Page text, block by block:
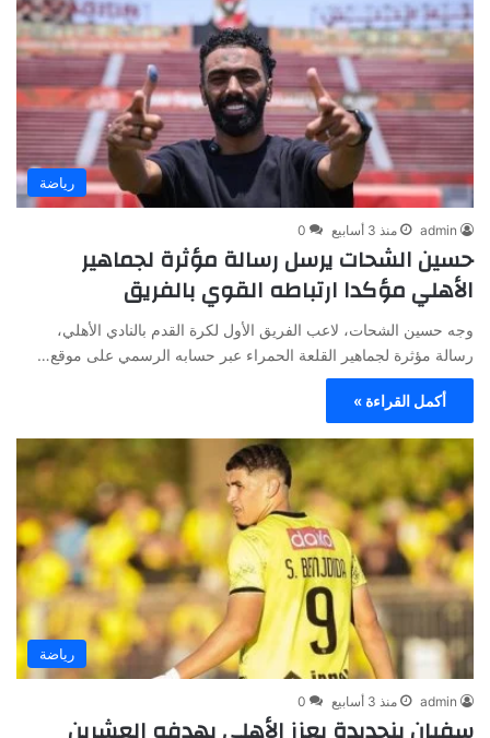
رياضة
admin منذ 3 أسابيع 0
حسين الشحات يرسل رسالة مؤثرة لجماهير
الأهلي مؤكدا ارتباطه القوي بالفريق
وجه حسين الشحات، لاعب الفريق الأول لكرة القدم بالنادي الأهلي،
رسالة مؤثرة لجماهير القلعة الحمراء عبر حسابه الرسمي على موقع…
أكمل القراءة »
رياضة
admin منذ 3 أسابيع 0